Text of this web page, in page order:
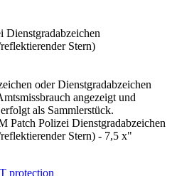
Dienstgradabzeichen
Stern)
oder Dienstgradabzeichen
angezeigt und
als Sammlerstück.
Patch Polizei Dienstgradabzeichen
Stern) - 7,5 x"
protection